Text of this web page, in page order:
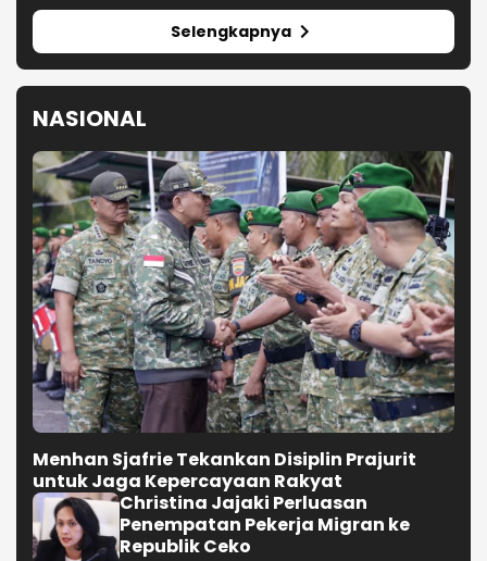
Selengkapnya
NASIONAL
Menhan Sjafrie Tekankan Disiplin Prajurit
untuk Jaga Kepercayaan Rakyat
Christina Jajaki Perluasan
Penempatan Pekerja Migran ke
Republik Ceko